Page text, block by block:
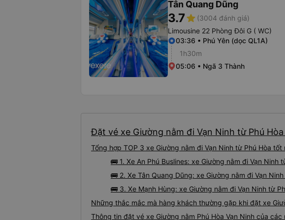
Tân Quang Dũng
3.7star (3004 đánh giá)
Limousine 22 Phòng Đôi G ( WC)
03:36 • Phú Yên (dọc QL1A)
1h30m
05:06 • Ngã 3 Thành
Đặt vé xe Giường nằm đi Vạn Ninh từ Phú
Tổng hợp TOP 3 xe Giường nằm đi Vạn Ninh từ Phú Hòa
🚌 1. Xe An Phú Buslines: xe Giường nằm đi Vạn
🚌 2. Xe Tân Quang Dũng: xe Giường nằm đi Vạn
🚌 3. Xe Mạnh Hùng: xe Giường nằm đi Vạn Ninh từ
Những thắc mắc mà hàng khách thường gặp khi đặt xe
Thông tin đặt vé xe Giường nằm Phú Hòa Vạn Ninh của các